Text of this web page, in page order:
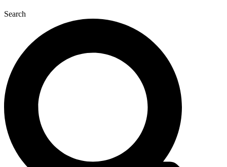
Search